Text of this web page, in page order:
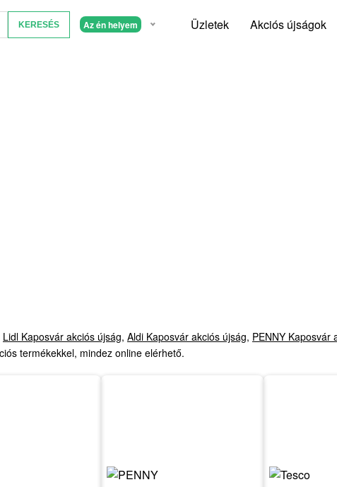
Az én helyem Üzletek Akciós újságok
Lidl Kaposvár akciós újság, Aldi Kaposvár akciós újság, PENNY Kaposvár
termékekkel, mindez online elérhető.